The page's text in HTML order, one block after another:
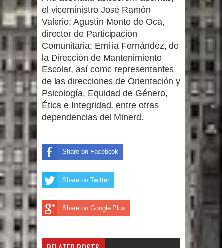
el viceministro José Ramón
Valerio; Agustín Monte de Oca,
director de Participación
Comunitaria; Emilia Fernández, de
la Dirección de Mantenimiento
Escolar, así como representantes
de las direcciones de Orientación y
Psicología, Equidad de Género,
Ética e Integridad, entre otras
dependencias del Minerd.
Share on Facebook
Share on Twitter
Share on Google Plus